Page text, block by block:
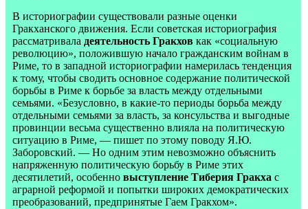
В историографии существовали разные оценки
Гракханского движения. Если советская историография
рассматривала деятельность Гракхов как «социальную
революцию», положившую начало гражданским войнам в
Риме, то в западной историографии намерилась тенденция
к тому, чтобы сводить основное содержание политической
борьбы в Риме к борьбе за власть между отдельными
семьями. «Безусловно, в какие-то периоды борьба между
отдельными семьями за власть, за консульства и выгодные
провинции весьма существенно влияла на политическую
ситуацию в Риме, — пишет по этому поводу Я.Ю.
Заборовский. — Но одним этим невозможно объяснить
напряженную политическую борьбу в Риме этих
десятилетий, особенно выступление Тиберия Гракха с
аграрной реформой и попытки широких демократических
преобразований, предпринятые Гаем Гракхом».